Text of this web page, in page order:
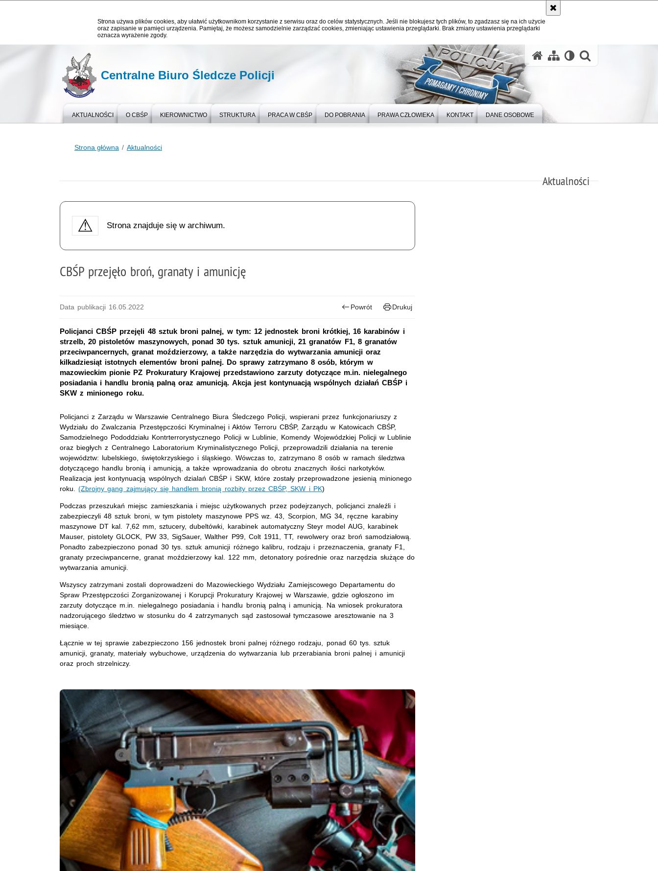
Strona używa plików cookies, aby ułatwić użytkownikom korzystanie z serwisu oraz do celów statystycznych. Jeśli nie blokujesz tych plików, to zgadzasz się na ich użycie
oraz zapisanie w pamięci urządzenia. Pamiętaj, że możesz samodzielnie zarządzać cookies, zmieniając ustawienia przeglądarki. Brak zmiany ustawienia przeglądarki
oznacza wyrażenie zgody.
Centralne Biuro Śledcze Policji
AKTUALNOŚCI O CBŚP KIEROWNICTWO STRUKTURA PRACA W CBŚP DO POBRANIA PRAWA CZŁOWIEKA KONTAKT DANE OSOBOWE
Strona główna Aktualności
Aktualności
Strona znajduje się w archiwum.
CBŚP przejęło broń, granaty i amunicję
Data publikacji 16.05.2022 Powrót Drukuj
Policjanci CBŚP przejęli 48 sztuk broni palnej, w tym: 12 jednostek broni krótkiej, 16 karabinów i
strzelb, 20 pistoletów maszynowych, ponad 30 tys. sztuk amunicji, 21 granatów F1, 8 granatów
przeciwpancernych, granat moździerzowy, a także narzędzia do wytwarzania amunicji oraz
kilkadziesiąt istotnych elementów broni palnej. Do sprawy zatrzymano 8 osób, którym w
mazowieckim pionie PZ Prokuratury Krajowej przedstawiono zarzuty dotyczące m.in. nielegalnego
posiadania i handlu bronią palną oraz amunicją. Akcja jest kontynuacją wspólnych działań CBŚP i
SKW z minionego roku.
Policjanci z Zarządu w Warszawie Centralnego Biura Śledczego Policji, wspierani przez funkcjonariuszy z
Wydziału do Zwalczania Przestępczości Kryminalnej i Aktów Terroru CBŚP, Zarządu w Katowicach CBŚP,
Samodzielnego Pododdziału Kontrterrorystycznego Policji w Lublinie, Komendy Wojewódzkiej Policji w Lublinie
oraz biegłych z Centralnego Laboratorium Kryminalistycznego Policji, przeprowadzili działania na terenie
województw: lubelskiego, świętokrzyskiego i śląskiego. Wówczas to, zatrzymano 8 osób w ramach śledztwa
dotyczącego handlu bronią i amunicją, a także wprowadzania do obrotu znacznych ilości narkotyków.
Realizacja jest kontynuacją wspólnych dzialań CBŚP i SKW, które zostały przeprowadzone jesienią minionego
roku.(Zbrojny gang zajmujący się handlem bronią rozbity przez CBŚP, SKW i PK)
Podczas przeszukań miejsc zamieszkania i miejsc użytkowanych przez podejrzanych, policjanci znaleźli i
zabezpieczyli 48 sztuk broni, w tym pistolety maszynowe PPS wz. 43, Scorpion, MG 34, ręczne karabiny
maszynowe DT kal. 7,62 mm, sztucery, dubeltówki, karabinek automatyczny Steyr model AUG, karabinek
Mauser, pistolety GLOCK, PW 33, SigSauer, Walther P99, Colt 1911, TT, rewolwery oraz broń samodziałową.
Ponadto zabezpieczono ponad 30 tys. sztuk amunicji różnego kalibru, rodzaju i przeznaczenia, granaty F1,
granaty przeciwpancerne, granat moździerzowy kal. 122 mm, detonatory pośrednie oraz narzędzia służące do
wytwarzania amunicji.
Wszyscy zatrzymani zostali doprowadzeni do Mazowieckiego Wydziału Zamiejscowego Departamentu do
Spraw Przestępczości Zorganizowanej i Korupcji Prokuratury Krajowej w Warszawie, gdzie ogłoszono im
zarzuty dotyczące m.in. nielegalnego posiadania i handlu bronią palną i amunicją. Na wniosek prokuratora
nadzorującego śledztwo w stosunku do 4 zatrzymanych sąd zastosował tymczasowe aresztowanie na 3
miesiące.
Łącznie w tej sprawie zabezpieczono 156 jednostek broni palnej różnego rodzaju, ponad 60 tys. sztuk
amunicji, granaty, materiały wybuchowe, urządzenia do wytwarzania lub przerabiania broni palnej i amunicji
oraz proch strzelniczy.